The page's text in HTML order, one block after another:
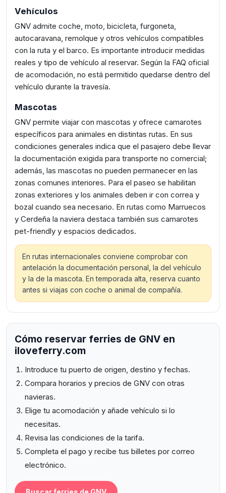
Vehículos
GNV admite coche, moto, bicicleta, furgoneta,
autocaravana, remolque y otros vehículos compatibles
con la ruta y el barco. Es importante introducir medidas
reales y tipo de vehículo al reservar. Según la FAQ oficial
de acomodación, no está permitido quedarse dentro del
vehículo durante la travesía.
Mascotas
GNV permite viajar con mascotas y ofrece camarotes
específicos para animales en distintas rutas. En sus
condiciones generales indica que el pasajero debe llevar
la documentación exigida para transporte no comercial;
además, las mascotas no pueden permanecer en las
zonas comunes interiores. Para el paseo se habilitan
zonas exteriores y los animales deben ir con correa y
bozal cuando sea necesario. En rutas como Marruecos
y Cerdeña la naviera destaca también sus camarotes
pet-friendly y espacios dedicados.
En rutas internacionales conviene comprobar con
antelación la documentación personal, la del vehículo
y la de la mascota. En temporada alta, reserva cuanto
antes si viajas con coche o animal de compañía.
Cómo reservar ferries de GNV en
iloveferry.com
Introduce tu puerto de origen, destino y fechas.
Compara horarios y precios de GNV con otras
navieras.
Elige tu acomodación y añade vehículo si lo
necesitas.
Revisa las condiciones de la tarifa.
Completa el pago y recibe tus billetes por correo
electrónico.